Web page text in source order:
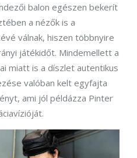
balon egészen bekerít
a nézők is a
válnak, hiszen többnyire
játékidőt. Mindemellett a
miatt is a díszlet autentikus
valóban kelt egyfajta
ami jól példázza Pinter